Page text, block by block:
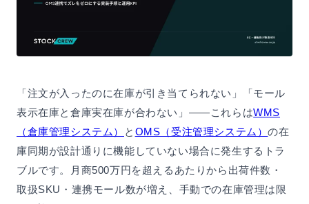
「注文が入ったのに在庫が引き当てられない」「モール
表示在庫と倉庫実在庫が合わない」——これらはWMS
（倉庫管理システム）
と OMS（受注管理システム）の在
庫同期が設計通りに機能していない場合に発生するトラ
ブルです。月商500万円を超えるあたりから出荷件数・
取扱SKU・連携モール数が増え、手動での在庫管理は限